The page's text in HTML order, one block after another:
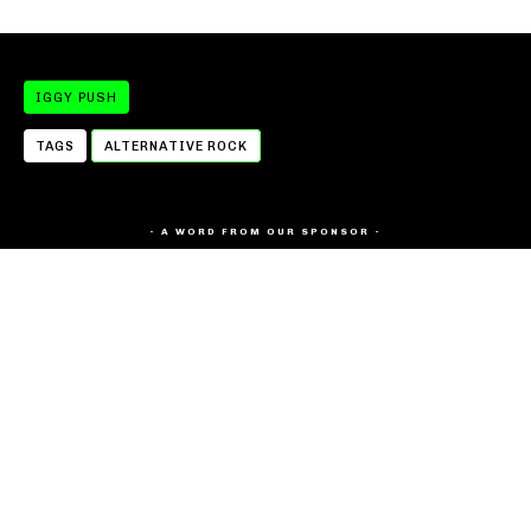
IGGY PUSH
TAGS ALTERNATIVE ROCK
- A WORD FROM OUR SPONSOR -